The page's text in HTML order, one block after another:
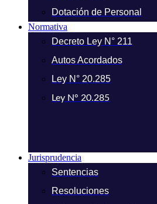
Dotación de Personal
Normativa
Decreto Ley N° 211
Autos Acordados
Ley N° 20.285
Ley N° 20.285
Jurisprudencia
Sentencias
Resoluciones